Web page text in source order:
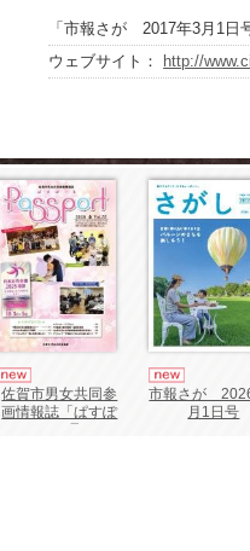
「市報さが 2017年3月1日
ウェブサイト：
http://
佐賀市男女共同参
画情報誌「ぱすぽ
市報さが
月1日号